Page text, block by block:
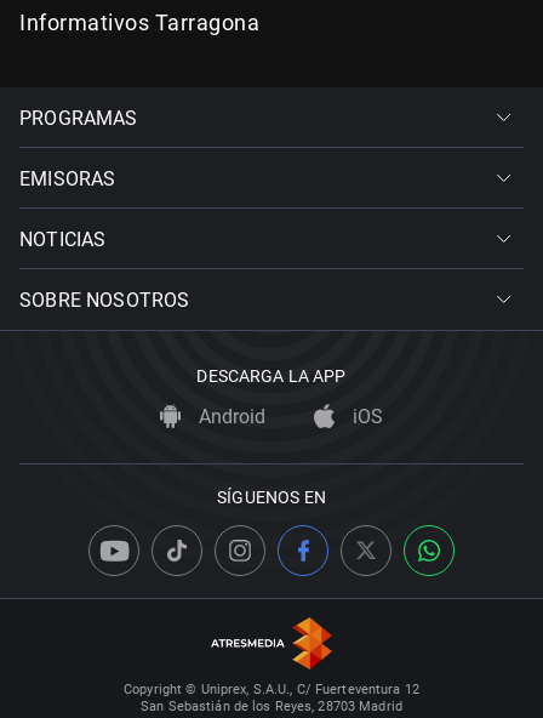
Informativos Tarragona
PROGRAMAS
EMISORAS
NOTICIAS
SOBRE NOSOTROS
DESCARGA LA APP
Android iOS
SÍGUENOS EN
Copyright © Uniprex, S.A.U., C/ Fuerteventura 12
San Sebastián de los Reyes, 28703 Madrid